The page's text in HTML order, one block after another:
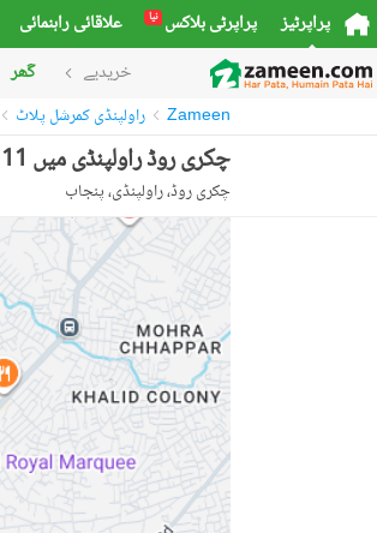
پراپرٹیز پراپرٹی بلاکس نیا علاقائی راہنمائی
خریدیے گھر
Zameen راولپنڈی کمرشل پلاٹ
چکری روڈ راولپنڈی میں 11 مرلہ کمرشل پلاٹ 5.0 کروڑ میں برائے فروخت۔
چکری روڈ، راولپنڈی، پنجاب